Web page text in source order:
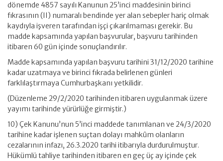
dönemde 4857 sayılı Kanunun 25’inci maddesinin birinci
fıkrasının (II) numaralı bendinde yer alan sebepler hariç olmak
kaydıyla işveren tarafından işçi çıkarılmaması gerekir. Bu
madde kapsamında yapılan başvurular, başvuru tarihinden
itibaren 60 gün içinde sonuçlandırılır.
Madde kapsamında yapılan başvuru tarihini 31/12/2020 tarihine
kadar uzatmaya ve birinci fıkrada belirlenen günleri
farklılaştırmaya Cumhurbaşkanı yetkilidir.
(Düzenleme 29/2/2020 tarihinden itibaren uygulanmak üzere
yayımı tarihinde yürürlüğe girmiştir.)
10) Çek Kanunu’nun 5’inci maddede tanımlanan ve 24/3/2020
tarihine kadar işlenen suçtan dolayı mahkûm olanların
cezalarının infazı, 26.3.2020 tarihi itibarıyla durdurulmuştur.
Hükümlü tahliye tarihinden itibaren en geç üç ay içinde çek